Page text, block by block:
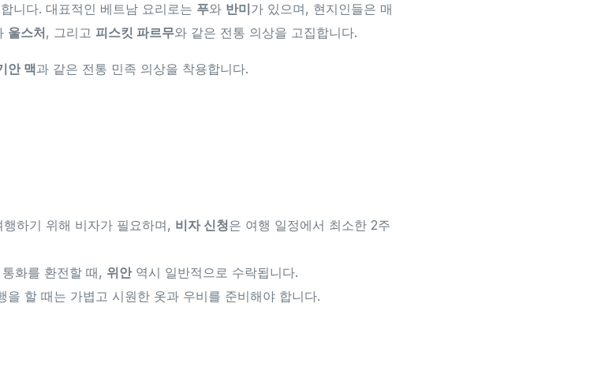
니다. 대표적인 베트남 요리로는 푸와 반미가 있으며, 현지인들은 매
울스처, 그리고 피스킷 파르무와 같은 전통 의상을 고집합니다.
안 맥과 같은 전통 민족 의상을 착용합니다.
하기 위해 비자가 필요하며, 비자 신청은 여행 일정에서 최소한 2주
화를 환전할 때, 위안역시 일반적으로 수락됩니다.
을 할 때는 가볍고 시원한 옷과 우비를 준비해야 합니다.